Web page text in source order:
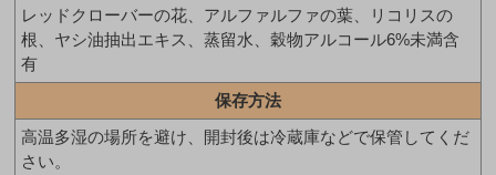
レッドクローバーの花、アルファルファの葉、リコリスの
根、ヤシ油抽出エキス、蒸留水、穀物アルコール6%未満含
有
保存方法
高温多湿の場所を避け、開封後は冷蔵庫などで保管してくだ
さい。